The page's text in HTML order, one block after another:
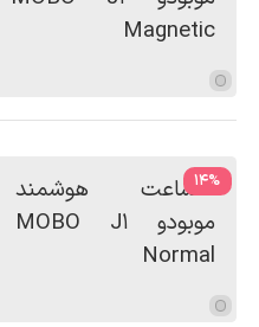
%
14